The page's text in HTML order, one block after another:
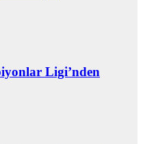
Ligi’nden